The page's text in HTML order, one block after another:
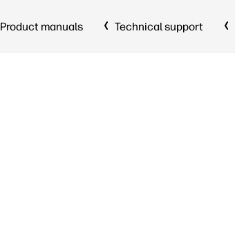
Technical support
Product manuals